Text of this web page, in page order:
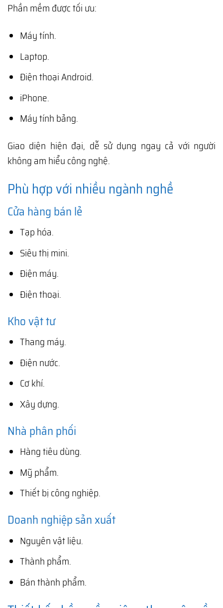
Phần mềm được tối ưu:
Máy tính.
Laptop.
Điện thoại Android.
iPhone.
Máy tính bảng.
Giao diện hiện đại, dễ sử dụng ngay cả với người
không am hiểu công nghệ.
Phù hợp với nhiều ngành nghề
Cửa hàng bán lẻ
Tạp hóa.
Siêu thị mini.
Điện máy.
Điện thoại.
Kho vật tư
Thang máy.
Điện nước.
Cơ khí.
Xây dựng.
Nhà phân phối
Hàng tiêu dùng.
Mỹ phẩm.
Thiết bị công nghiệp.
Doanh nghiệp sản xuất
Nguyên vật liệu.
Thành phẩm.
Bán thành phẩm.